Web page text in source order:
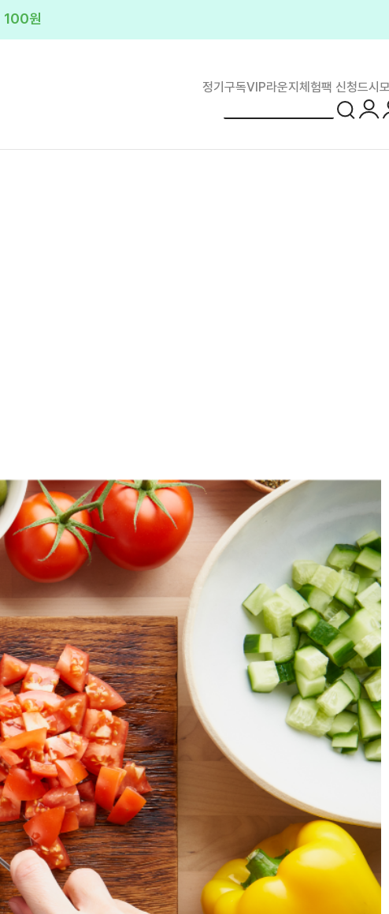
100원
정기구독VIP라운지 체험팩 신청드시
로그